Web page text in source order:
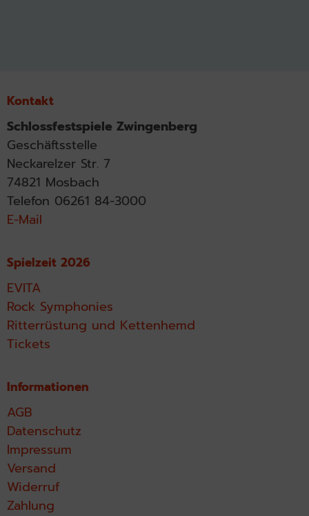
Kontakt
Schlossfestspiele Zwingenberg
Geschäftsstelle
Neckarelzer Str. 7
74821 Mosbach
Telefon 06261 84-3000
E-Mail
Spielzeit 2026
EVITA
Rock Symphonies
Ritterrüstung und Kettenhemd
Tickets
Informationen
AGB
Datenschutz
Impressum
Versand
Widerruf
Zahlung